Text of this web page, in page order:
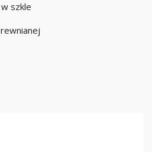
szkle